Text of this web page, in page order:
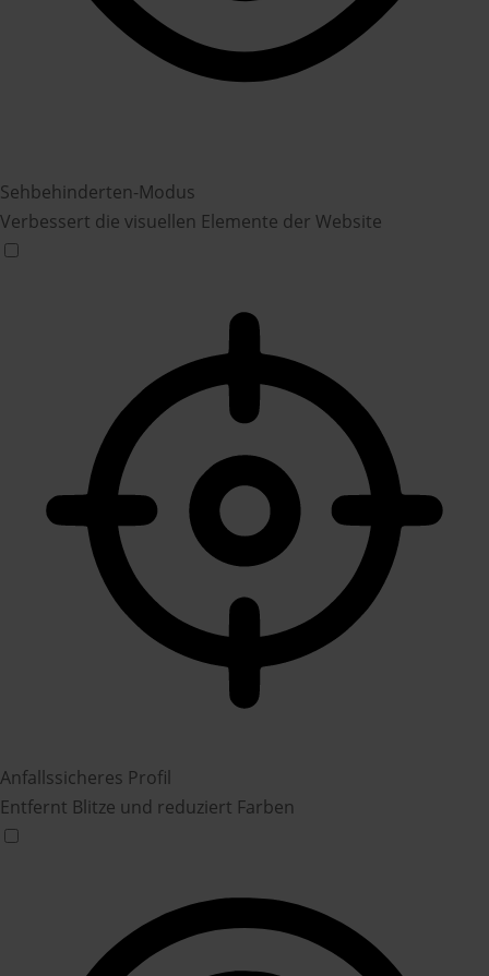
Sehbehinderten-Modus
Verbessert die visuellen Elemente der Website
Anfallssicheres Profil
Entfernt Blitze und reduziert Farben